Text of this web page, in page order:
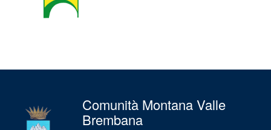
Comunità Montana Valle
Brembana